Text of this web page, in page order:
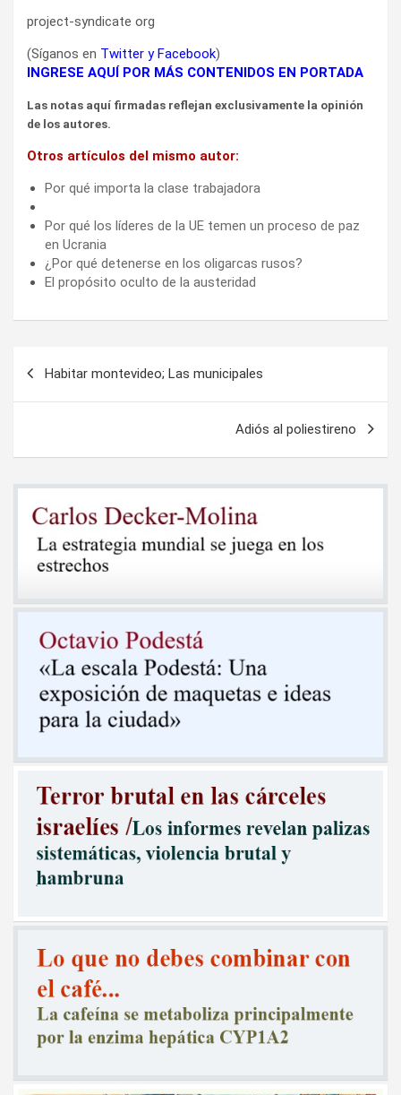
project-syndicate org
(Síganos en Twitter yFacebook)
INGRESE AQUÍ POR MÁS CONTENIDOS EN PORTADA
Las notas aquí firmadas reflejan exclusivamente la opinión
de los autores.
Otros artículos del mismo autor:
Por qué importa la clase trabajadora
Por qué los líderes de la UE temen un proceso de paz
en Ucrania
¿Por qué detenerse en los oligarcas rusos?
El propósito oculto de la austeridad
Habitar montevideo; Las municipales
Adiós al poliestireno